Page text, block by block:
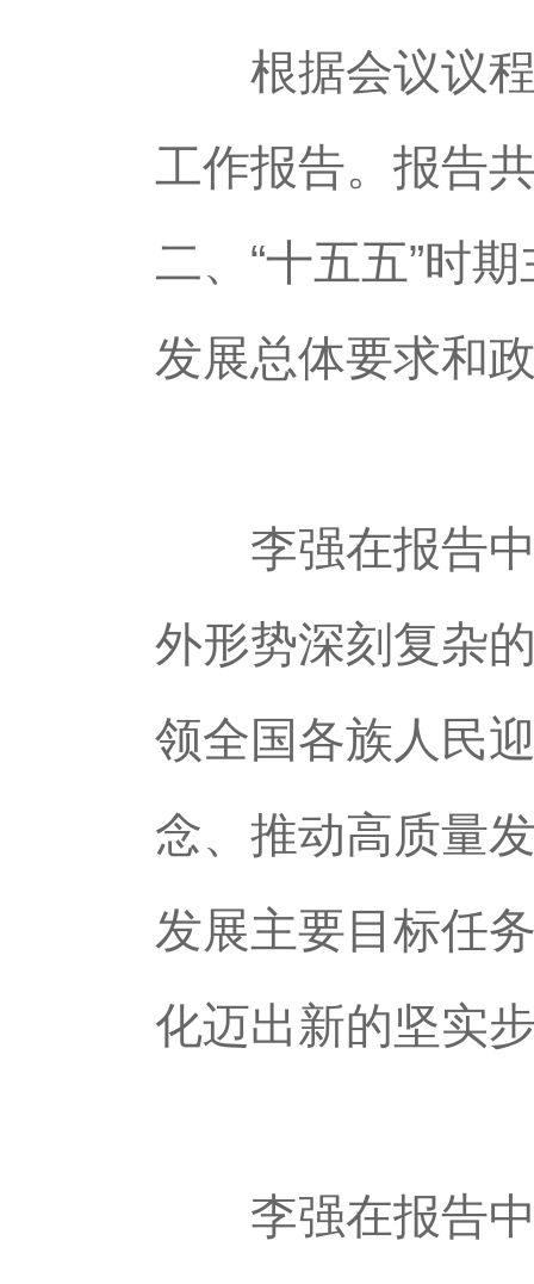
根据会议议程
工作报告。报告
二、“十五五”时
发展总体要求和
李强在报告中
外形势深刻复杂
领全国各族人民
念、推动高质量
发展主要目标任
化迈出新的坚实
李强在报告中